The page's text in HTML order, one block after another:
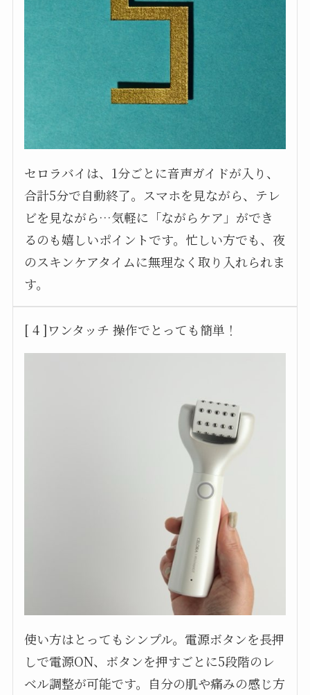
セロラバイは、1分ごとに音声ガイドが入り、
合計5分で自動終了。スマホを見ながら、テレ
ビを見ながら…気軽に「ながらケア」ができ
るのも嬉しいポイントです。忙しい方でも、夜
のスキンケアタイムに無理なく取り入れられま
す。
[ 4 ]ワンタッチ 操作でとっても簡単！
使い方はとってもシンプル。電源ボタンを長押
しで電源ON、ボタンを押すごとに5段階のレ
ベル調整が可能です。自分の肌や痛みの感じ方